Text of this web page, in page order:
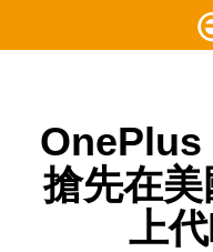
OnePlus
搶先在
上